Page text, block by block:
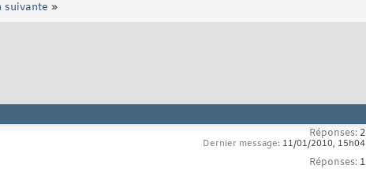
suivante »
Réponses: 2
Dernier message: 11/01/2010, 15h04
Réponses: 1